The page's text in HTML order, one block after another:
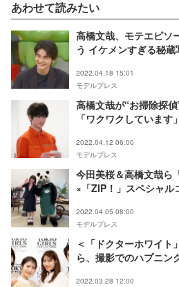
あわせて読みたい
高橋文哉、モテエピソ
う イケメンすぎる秘蔵
2022.04.18 15:01
モデルプレス
高橋文哉が“お掃除探
「ワクワクしています
2022.04.12 06:00
モデルプレス
今田美桜＆高橋文哉ら
×「ZIP！」スペシャル
2022.04.05 08:00
モデルプレス
＜「ドクターホワイト
ら、撮影でのハプニ
2022.03.28 12:00